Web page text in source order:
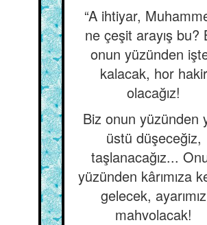
“A ihtiyar,
ne çeşit arayış bu?
onun yüzünden
kalacak, hor hakir
olacağız!
Biz onun yüzünden
üstü düşeceğiz,
taşlanacağız...
yüzünden kârımıza
gelecek, ayarımız
mahvolacak!